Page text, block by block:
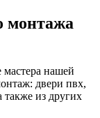
монтажа
мастера нашей
двери пвх,
также из других